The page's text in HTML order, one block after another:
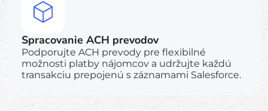
Spracovanie ACH prevodov
Podporujte ACH prevody pre flexibilné
možnosti platby nájomcov a udržujte každú
transakciu prepojenú s záznamami Salesforce.